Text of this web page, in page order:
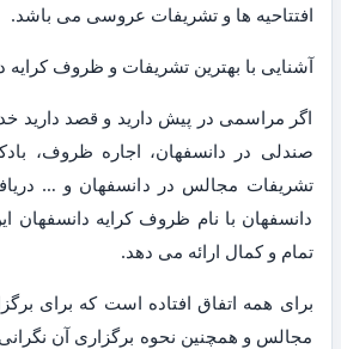
افتتاحیه ها و تشریفات عروسی می باشد.
آشنایی با بهترین تشریفات و ظروف کرایه
اگر مراسمی در پیش دارید و قصد دارید
صندلی در دانسفهان، اجاره ظروف،
تشریفات مجالس در دانسفهان و …
دانسفهان با نام ظروف کرایه
تمام و کمال ارائه می دهد.
برای همه اتفاق افتاده است که برای
مجالس و همچنین نحوه برگزاری آن